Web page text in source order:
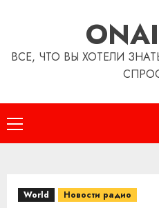
ВСЕ, ЧТО ВЫ ХОТЕЛИ
Основное
меню
World Новости радио